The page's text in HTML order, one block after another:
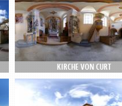
KIRCHE VON CURT